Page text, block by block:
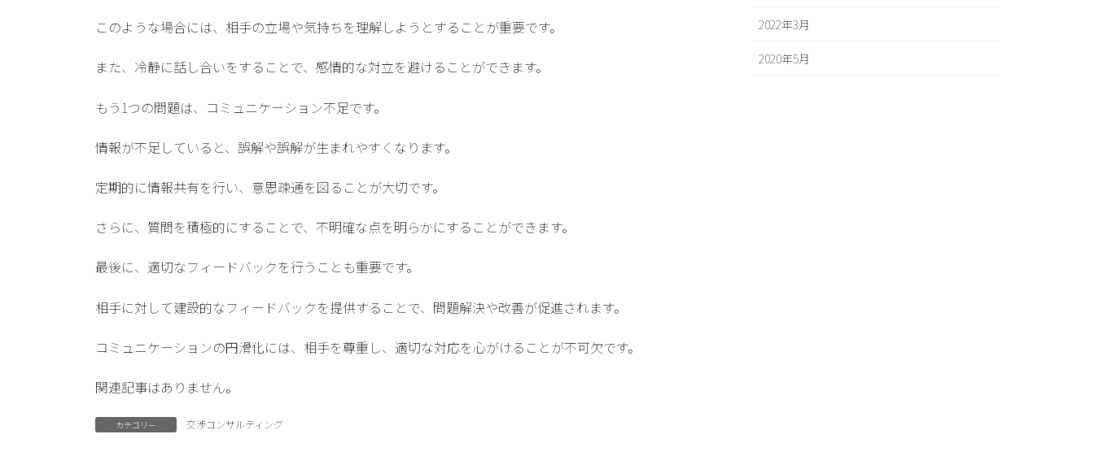
このような場合には、 相手の立場や気持ちを理解しよう とすることが重要です。
また、 冷静に話し合いをする ことで、感情的な対立を避けることができます。
もう1つの問題は、コミュニケーション不足です。
情報が不足していると、誤解や誤解が生まれやすくなります。
定期的に情報共有を行い、意思疎通を図る ことが大切です。
さらに、 質問を積極的にする ことで、不明確な点を明らかにすることができます。
最後に、 適切なフィードバックを行う ことも重要です。
相手に対して建設的なフィードバックを提供することで、問題解決や改善が促進されます。
コミュニケーションの円滑化には、相手を尊重し、適切な対応を心がけることが不可欠です。
関連記事はありません。
カテゴリー 交渉コンサルティング
2022年3月
2020年5月